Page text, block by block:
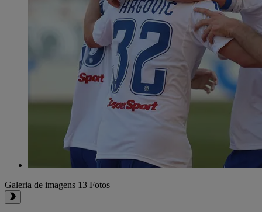
Galeria de imagens 13 Fotos